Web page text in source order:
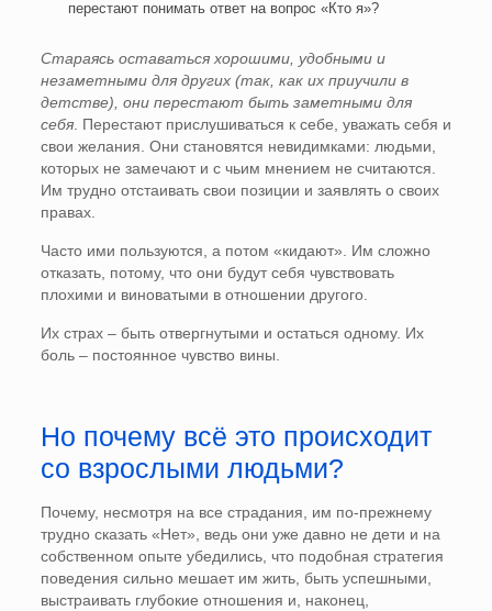
перестают понимать ответ на вопрос «Кто я»?
Стараясь оставаться хорошими, удобными и
незаметными для других (так, как их приучили в
детстве), они перестают быть заметными для
себя. Перестают прислушиваться к себе, уважать себя и
свои желания. Они становятся невидимками: людьми,
которых не замечают и с чьим мнением не считаются.
Им трудно отстаивать свои позиции и заявлять о своих
правах.
Часто ими пользуются, а потом «кидают». Им сложно
отказать, потому, что они будут себя чувствовать
плохими и виноватыми в отношении другого.
Их страх – быть отвергнутыми и остаться одному. Их
боль – постоянное чувство вины.
Но почему всё это происходит
со взрослыми людьми?
Почему, несмотря на все страдания, им по-прежнему
трудно сказать «Нет», ведь они уже давно не дети и на
собственном опыте убедились, что подобная стратегия
поведения сильно мешает им жить, быть успешными,
выстраивать глубокие отношения и, наконец,